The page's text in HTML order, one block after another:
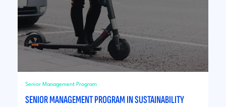
Senior Management Program
SENIOR MANAGEMENT PROGRAM IN SUSTAINABILITY